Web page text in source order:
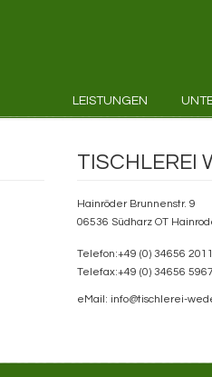
LEISTUNGEN
TISCHLEREI
Hainröder Brunnenstr. 9
06536 Südharz OT
Telefon:+49 (0) 34656
Telefax:+49 (0) 34656
eMail: info@tischlerei-